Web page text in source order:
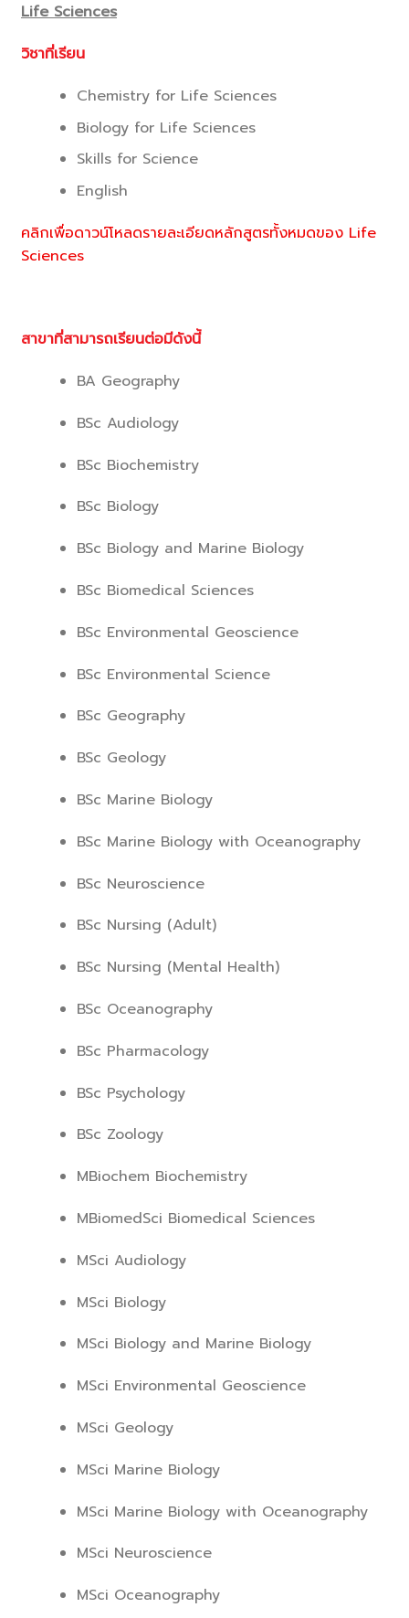
Life Sciences
วิชาที่เรียน
Chemistry for Life Sciences
Biology for Life Sciences
Skills for Science
English
คลิกเพื่อดาวน์โหลดรายละเอียดหลักสูตรทั้งหมดของ Life
Sciences
สาขาที่สามารถเรียนต่อมีดังนี้
BA Geography
BSc Audiology
BSc Biochemistry
BSc Biology
BSc Biology and Marine Biology
BSc Biomedical Sciences
BSc Environmental Geoscience
BSc Environmental Science
BSc Geography
BSc Geology
BSc Marine Biology
BSc Marine Biology with Oceanography
BSc Neuroscience
BSc Nursing (Adult)
BSc Nursing (Mental Health)
BSc Oceanography
BSc Pharmacology
BSc Psychology
BSc Zoology
MBiochem Biochemistry
MBiomedSci Biomedical Sciences
MSci Audiology
MSci Biology
MSci Biology and Marine Biology
MSci Environmental Geoscience
MSci Geology
MSci Marine Biology
MSci Marine Biology with Oceanography
MSci Neuroscience
MSci Oceanography